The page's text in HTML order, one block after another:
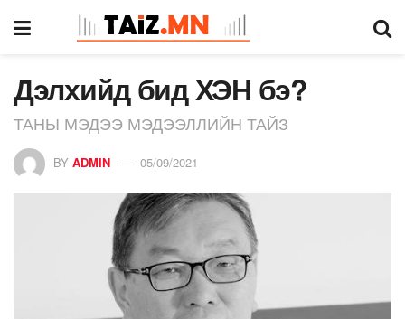
Дэлхийд бид ХЭН бэ?
ТАНЫ МЭДЭЭ МЭДЭЭЛЛИЙН ТАЙЗ
BY ADMIN 05/09/2021